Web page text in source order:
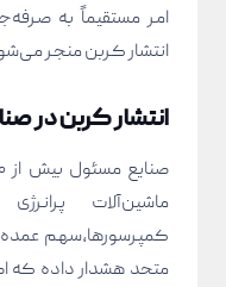
امر مستقیماً به
انتشار کربن منجر
انتشار کربن در
ماشین‌آلات
کمپرسورها،سهم